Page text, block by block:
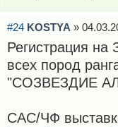
#24 KOSTYA »
Регистрация
всех пород
"СОЗВЕЗДИЕ
САС/ЧФ